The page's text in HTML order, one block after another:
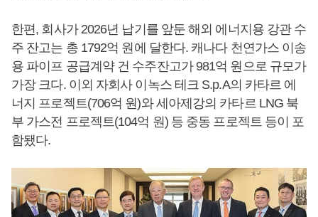
한편, 회사가 2026년 납기를 앞둔 해외 에너지용 강관 수
주 잔고는 총 1792억 원에 달한다. 캐나다 천연가스 이송
용 파이프 공급계약 건 수주잔고가 981억 원으로 규모가
가장 크다. 이외 자회사 이녹스 테크 S.p.A의 카타르 에
너지 프로젝트(706억 원)와 세아제강의 카타르 LNG 북
부 가스전 프로젝트(104억 원) 등 중동 프로젝트 등이 포
함됐다.